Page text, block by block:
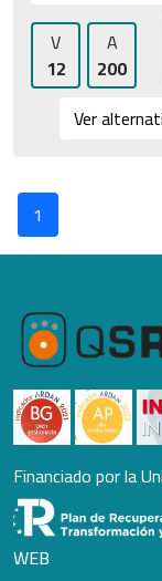
V
12
A
200
Ver
1
Financiado por la
WEB